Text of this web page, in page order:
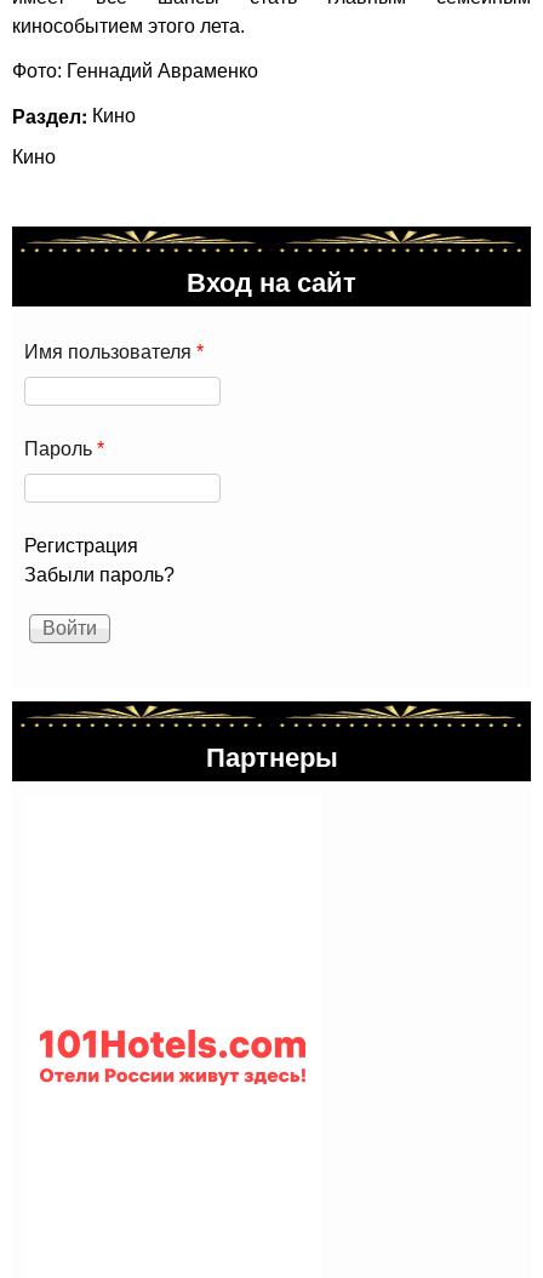
кинособытием этого лета.
Фото: Геннадий Авраменко
Раздел: Кино
Кино
Вход на сайт
Имя пользователя *
Пароль *
Регистрация
Забыли пароль?
Партнеры